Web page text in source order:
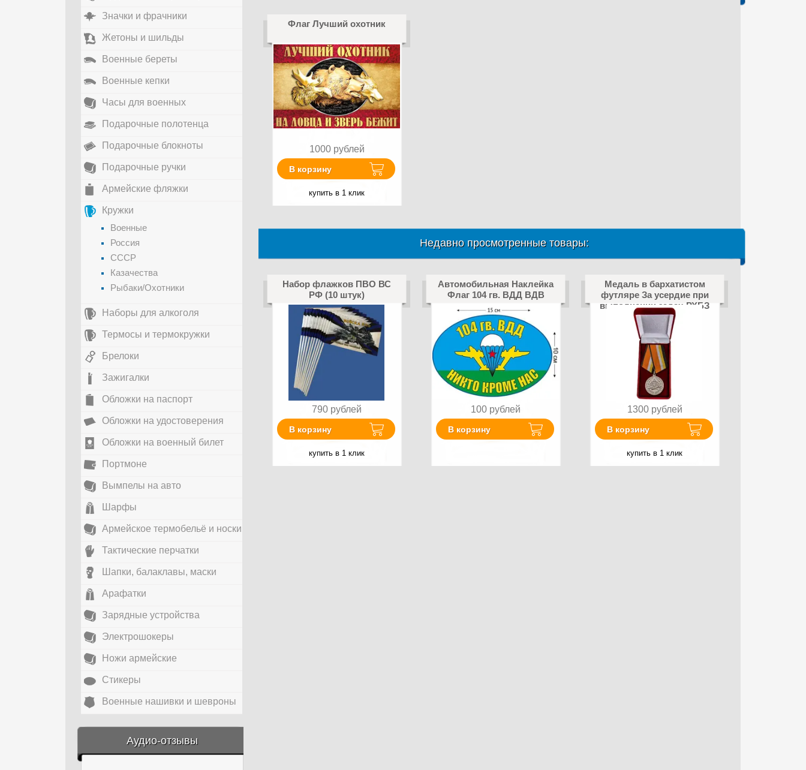
Флаг Лучший охотник
1000 рублей
В корзину
купить в 1 клик
Недавно просмотренные товары:
Набор флажков ПВО ВС
РФ (10 штук)
790 рублей
В корзину
купить в 1 клик
Автомобильная Наклейка
Флаг 104 гв. ВДД ВДВ
100 рублей
В корзину
Медаль в бархатистом
футляре За усердие при
выполнении задач РХБЗ
1300 рублей
В корзину
купить в 1 клик
Значки и фрачники
Жетоны и шильды
Военные береты
Военные кепки
Часы для военных
Подарочные полотенца
Подарочные блокноты
Подарочные ручки
Армейские фляжки
Кружки
Военные
Россия
СССР
Казачества
Рыбаки/Охотники
Наборы для алкоголя
Термосы и термокружки
Брелоки
Зажигалки
Обложки на паспорт
Обложки на удостоверения
Обложки на военный билет
Портмоне
Вымпелы на авто
Шарфы
Армейское термобельё и носки
Тактические перчатки
Шапки, балаклавы, маски
Арафатки
Зарядные устройства
Электрошокеры
Ножи армейские
Стикеры
Военные нашивки и шевроны
Аудио-отзывы
&amp;nbsp;